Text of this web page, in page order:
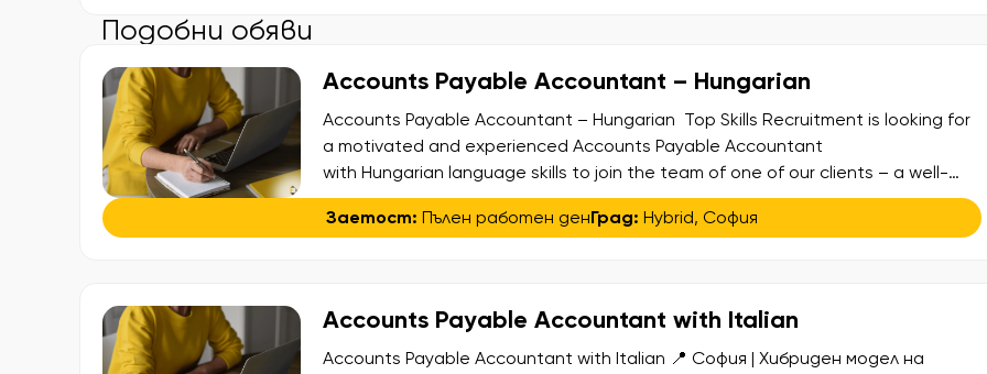
Подобни обяви
Accounts Payable Accountant – Hungarian
Accounts Payable Accountant – Hungarian Top Skills Recruitment is looking for
a motivated and experienced Accounts Payable Accountant
with Hungarian language skills to join the team of one of our clients – a well-
established international organization operating through a shared services hub
in Europe. This is a confidential search, offering the opportunity to contribute to
Заетост: Пълен работен денГрад: Hybrid, София
Accounts Payable Accountant with Italian
Accounts Payable Accountant with Italian 📍 София | Хибриден модел на